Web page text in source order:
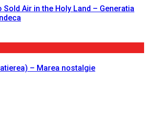
Sold Air in the Holy Land – Generatia
– Marea nostalgie